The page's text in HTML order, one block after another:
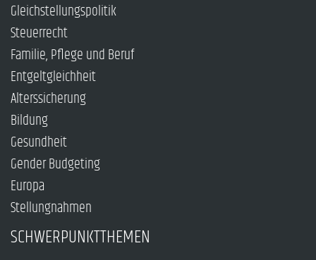
Gleichstellungspolitik
Steuerrecht
Familie, Pflege und Beruf
Entgeltgleichheit
Alterssicherung
Bildung
Gesundheit
Gender Budgeting
Europa
Stellungnahmen
SCHWERPUNKTTHEMEN